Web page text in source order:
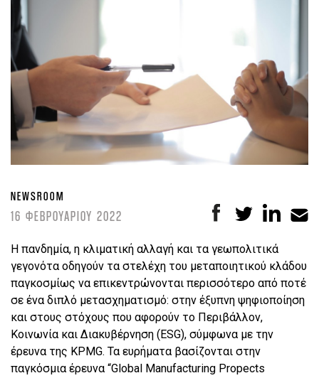
NEWSROOM
16 ΦΕΒΡΟΥΑΡΙΟΥ 2022
Η πανδημία, η κλιματική αλλαγή και τα γεωπολιτικά
γεγονότα οδηγούν τα στελέχη του μεταποιητικού κλάδου
παγκοσμίως να επικεντρώνονται περισσότερο από ποτέ
σε ένα διπλό μετασχηματισμό: στην έξυπνη ψηφιοποίηση
και στους στόχους που αφορούν το Περιβάλλον,
Κοινωνία και Διακυβέρνηση (ESG), σύμφωνα με την
έρευνα της KPMG. Τα ευρήματα βασίζονται στην
παγκόσμια έρευνα “Global Manufacturing Propects